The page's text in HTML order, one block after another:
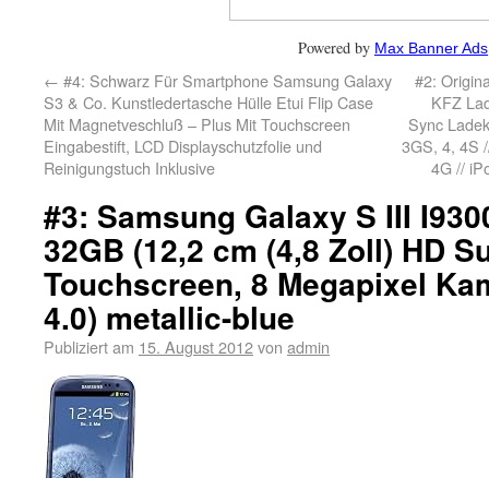
Powered by Max Banner Ads
← #4: Schwarz Für Smartphone Samsung Galaxy
S3 & Co. Kunstledertasche Hülle Etui Flip Case
Mit Magnetveschluß – Plus Mit Touchscreen
Eingabestift, LCD Displayschutzfolie und
Reinigungstuch Inklusive
#2:
KFZ
Sync
3GS, 4, 4S
4G //
#3: Samsung Galaxy S III
32GB (12,2 cm (4,8 Zoll) HD
Touchscreen, 8 Megapixel
4.0) metallic-blue
Publiziert am 15. August 2012von admin